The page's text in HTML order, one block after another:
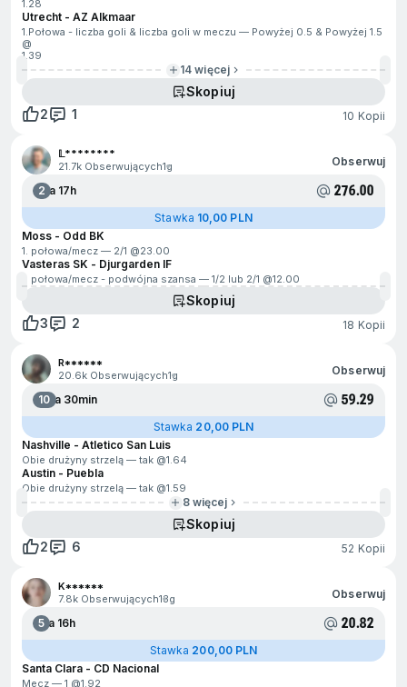
1.28
Utrecht - AZ Alkmaar
1.Połowa - liczba goli & liczba goli w meczu — Powyżej 0.5 & Powyżej 1.5
@
1.39
14 więcej
Skopiuj
2
1 10 Kopii
𝕃********
21.7k Obserwujących1g Obserwuj
2Za 17h 276.00
Stawka 10,00 PLN
Moss - Odd BK
1. połowa/mecz — 2/1 @23.00
Vasteras SK - Djurgarden IF
1. połowa/mecz - podwójna szansa — 1/2 lub 2/1 @12.00
Skopiuj
3
2 18 Kopii
R******
20.6k Obserwujących1g Obserwuj
10Za 30min 59.29
Stawka 20,00 PLN
Nashville - Atletico San Luis
Obie drużyny strzelą — tak @1.64
Austin - Puebla
Obie drużyny strzelą — tak @1.59
8 więcej
Skopiuj
2
6 52 Kopii
K******
7.8k Obserwujących13g Obserwuj
5Za 16h 20.82
Stawka 200,00 PLN
Santa Clara - CD Nacional
Mecz — 1 @1.92